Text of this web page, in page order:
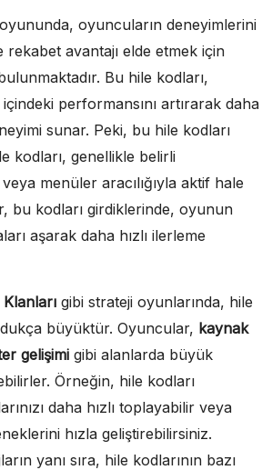
oyununda, oyuncuların deneyimlerini
rekabet avantajı elde etmek için
Bu hile kodları,
performansını artırarak daha
sunar. Peki, bu hile kodları
kodları, genellikle belirli
menüler aracılığıyla aktif hale
bu kodları girdiklerinde, oyunun
aşarak daha hızlı ilerleme
gibi strateji oyunlarında, hile
büyüktür. Oyuncular, kaynak
gelişimi gibi alanlarda büyük
Örneğin, hile kodları
daha hızlı toplayabilir veya
hızla geliştirebilirsiniz.
yanı sıra, hile kodlarının bazı